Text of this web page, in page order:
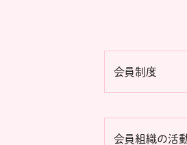
会員制度
会員組織の活